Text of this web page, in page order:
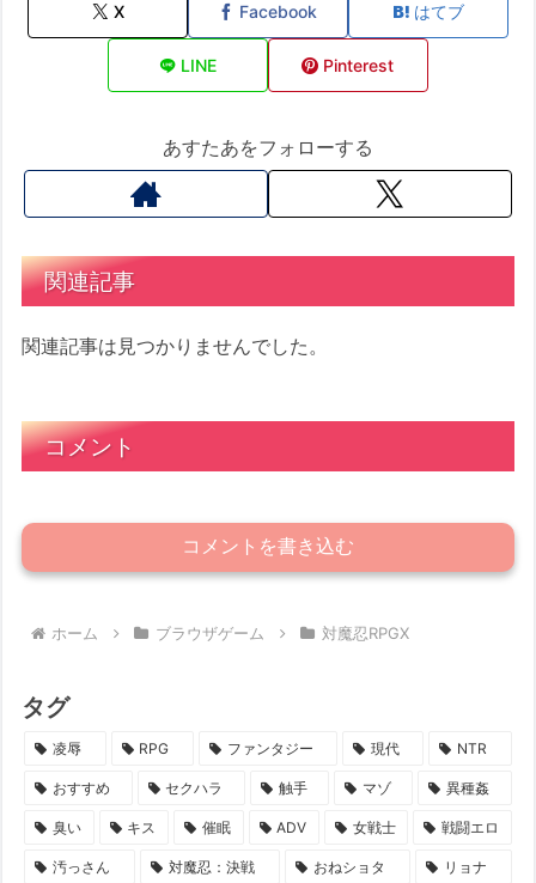
X Facebook はてブ
LINE Pinterest
あすたあをフォローする
関連記事
関連記事は見つかりませんでした。
コメント
コメントを書き込む
ホーム ブラウザゲーム 対魔忍RPGX
タグ
凌辱 RPG ファンタジー 現代 NTR
おすすめ セクハラ 触手 マゾ 異種姦
臭い キス 催眠 ADV 女戦士 戦闘エロ
汚っさん 対魔忍：決戦 おねショタ リョナ